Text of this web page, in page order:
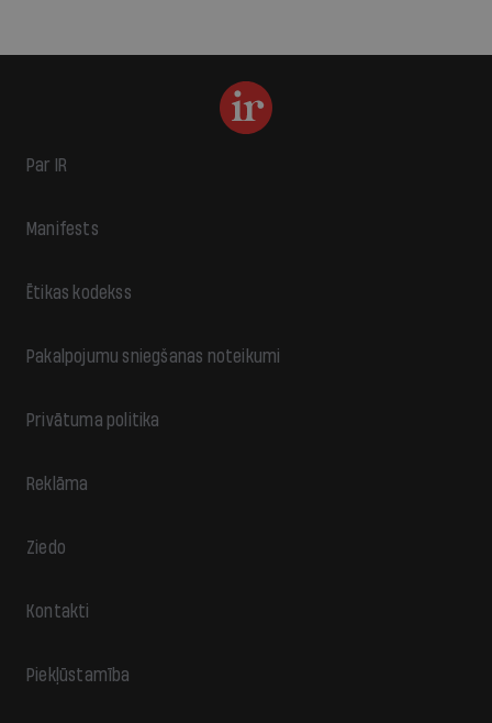
Par IR
Manifests
Ētikas kodekss
Pakalpojumu sniegšanas noteikumi
Privātuma politika
Reklāma
Ziedo
Kontakti
Piekļūstamība